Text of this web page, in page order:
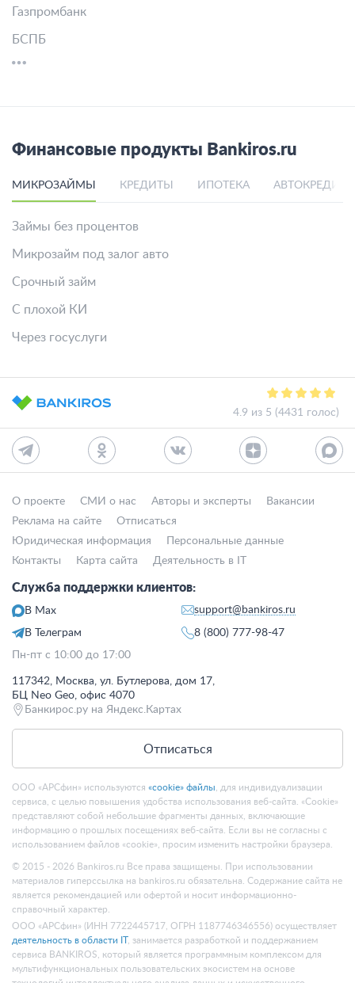
Газпромбанк
БСПБ
Финансовые продукты Bankiros.ru
МИКРОЗАЙМЫ КРЕДИТЫ ИПОТЕКА
Займы без процентов
Микрозайм под залог авто
Срочный займ
С плохой КИ
Через госуслуги
4.9 из 5 (4431 голос)
О проекте СМИ о нас Авторы и эксперты
Вакансии
Реклама на сайте
Отписаться
Юридическая информация
Персональные данные
Контакты
Карта сайта Деятельность в IT
Служба поддержки клиентов:
В Max
В Телеграм
support@bankiros.ru
8 (800) 777-98-47
Пн-пт с 10:00 до 17:00
117342, Москва, ул. Бутлерова, дом 17,
БЦ Neo Geo, офис 4070
Банкирос.ру на Яндекс.Картах
Отписаться
ООО «АРСфин» используются «cookie» файлы , для индивидуализации
сервиса, с целью повышения удобства использования веб-сайта. «Cookie»
представляют собой небольшие фрагменты данных, включающие
информацию о прошлых посещениях веб-сайта. Если вы не согласны с
использованием файлов «cookie», просим изменить настройки браузера.
© 2015 - 2026 Bankiros.ru Все права защищены. При использовании
материалов гиперссылка на bankiros.ru обязательна. Содержание сайта не
является рекомендацией или офертой и носит информационно-
справочный характер.
ООО «АРСфин» (ИНН 7722445717, ОГРН 1187746346556) осуществляет
деятельность в области IT, занимается разработкой и поддержанием
сервиса BANKIROS, который является программным комплексом для
мультифункциональных пользовательских экосистем на основе